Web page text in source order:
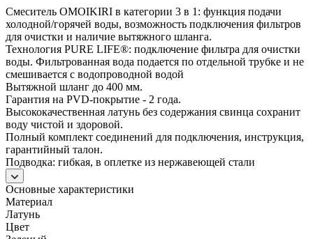
Смеситель OMOIKIRI в категории 3 в 1: функция подачи
холодной/горячей воды, возможность подключения фильтров
для очистки и наличие вытяжного шланга.
Технология PURE LIFE®: подключение фильтра для очистки
воды. Фильтрованная вода подается по отдельной трубке и не
смешивается с водопроводной водой
Вытяжной шланг до 400 мм.
Гарантия на PVD-покрытие - 2 года.
Высококачественная латунь без содержания свинца сохранит
воду чистой и здоровой.
Полный комплект соединений для подключения, инструкция,
гарантийный талон.
Подводка: гибкая, в оплетке из нержавеющей стали
Основные характеристики
Материал
Латунь
Цвет